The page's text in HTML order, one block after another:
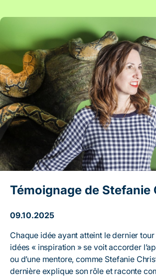
Artikel: Témoignage de
Témoignage de Stefanie
09.10.2025
Chaque idée ayant atteint le dernier tour
idées « inspiration » se voit accorder
ou d’une mentore, comme Stefanie
dernière explique son rôle et raconte